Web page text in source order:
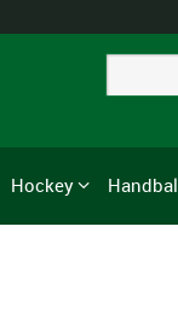
Hockey Handbal